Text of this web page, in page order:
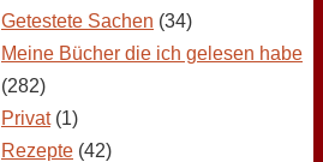
Getestete Sachen (34)
Meine Bücher die ich gelesen habe
(282)
Privat(1)
Rezepte (42)